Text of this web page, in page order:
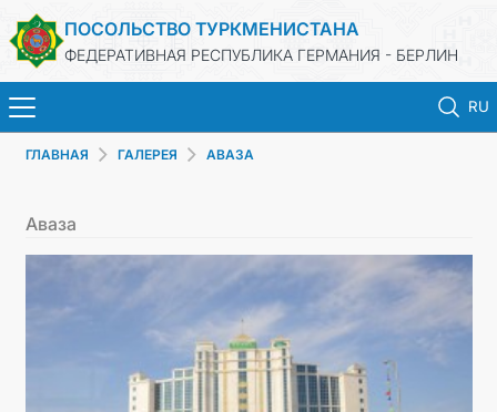
ПОСОЛЬСТВО ТУРКМЕНИСТАНА
ФЕДЕРАТИВНАЯ РЕСПУБЛИКА ГЕРМАНИЯ - БЕРЛИН
RU
ГЛАВНАЯ
МИД ТУРКМЕНИСТАНА
ТУРКМЕНИСТАН
КОНСУЛЬСКИЙ ОТДЕЛ
ГЛАВНАЯ ГАЛЕРЕЯ АВАЗА
Аваза